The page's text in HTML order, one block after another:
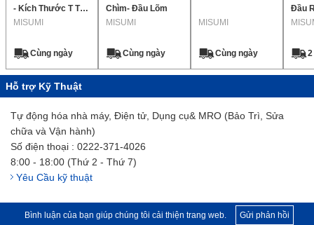
- Kích Thước T Tùy
Chọn, Lớp Chính
MISUMI
Cùng ngày
Chìm- Đầu Lõm
MISUMI
Cùng ngày
MISUMI
Cùng ngày
Đầu
Đầu
Hỗ trợ Kỹ Thuật
Tự động hóa nhà máy, Điện tử, Dụng cụ& MRO (Bảo Trì, Sửa
chữa và Vận hành)
Số điện thoại : 0222-371-4026
8:00 - 18:00 (Thứ 2 - Thứ 7)
Yêu Cầu kỹ thuật
Bình luận của bạn giúp chúng tôi cải thiện trang web. Gửi phản hồi